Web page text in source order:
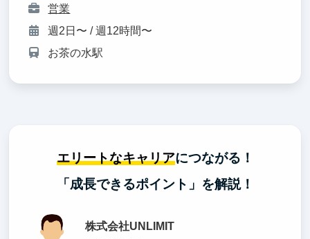
営業
週2日〜 / 週12時間〜
お茶の水駅
エリートなキャリアにつながる！
「成長できるポイント」を解説！
株式会社UNLIMIT